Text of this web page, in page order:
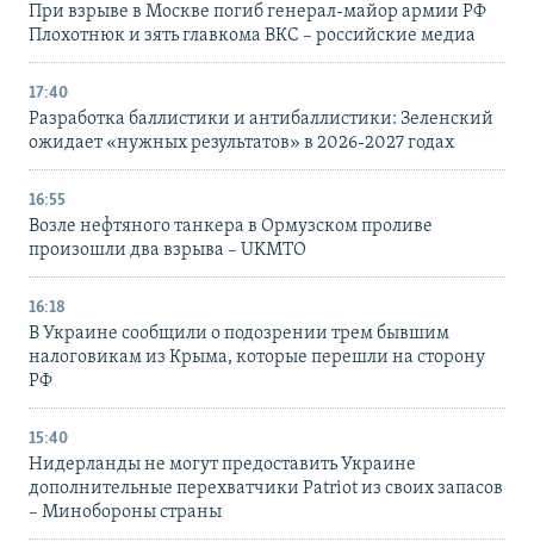
При взрыве в Москве погиб генерал-майор армии РФ
Плохотнюк и зять главкома ВКС – российские медиа
17:40
Разработка баллистики и антибаллистики: Зеленский
ожидает «нужных результатов» в 2026-2027 годах
16:55
Возле нефтяного танкера в Ормузском проливе
произошли два взрыва – UKMTO
16:18
В Украине сообщили о подозрении трем бывшим
налоговикам из Крыма, которые перешли на сторону
РФ
15:40
Нидерланды не могут предоставить Украине
дополнительные перехватчики Patriot из своих запасов
– Минобороны страны